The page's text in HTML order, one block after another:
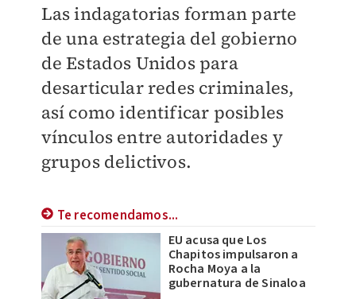
Las indagatorias forman parte
de una estrategia del gobierno
de Estados Unidos para
desarticular redes criminales,
así como identificar posibles
vínculos entre autoridades y
grupos delictivos.
Te recomendamos...
EU acusa que Los
Chapitos impulsaron a
Rocha Moya a la
gubernatura de Sinaloa